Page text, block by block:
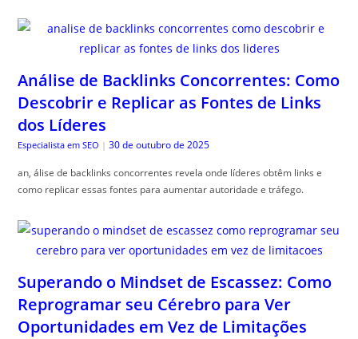
Análise de Backlinks Concorrentes: Como
Descobrir e Replicar as Fontes de Links
dos Líderes
Especialista em SEO | 30 de outubro de 2025
an, álise de backlinks concorrentes revela onde líderes obtêm links e
como replicar essas fontes para aumentar autoridade e tráfego.
Superando o Mindset de Escassez: Como
Reprogramar seu Cérebro para Ver
Oportunidades em Vez de Limitações